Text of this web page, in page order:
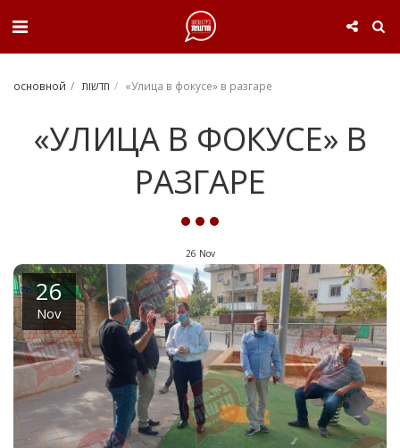
основной חדשות «Улица в фокусе» в разгаре
«УЛИЦА В ФОКУСЕ» В
РАЗГАРЕ
26 Nov
26
Nov